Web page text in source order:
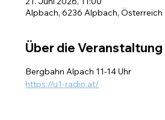
Alpbach, 6236 Alpbach, Österreich
Über die Veranstaltung
Bergbahn Alpach 11-14 Uhr
https://u1-radio.at/